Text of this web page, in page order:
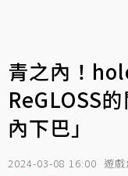
青之內！
ReGLOSS
內下巴」
2024-03-08 16:00 遊